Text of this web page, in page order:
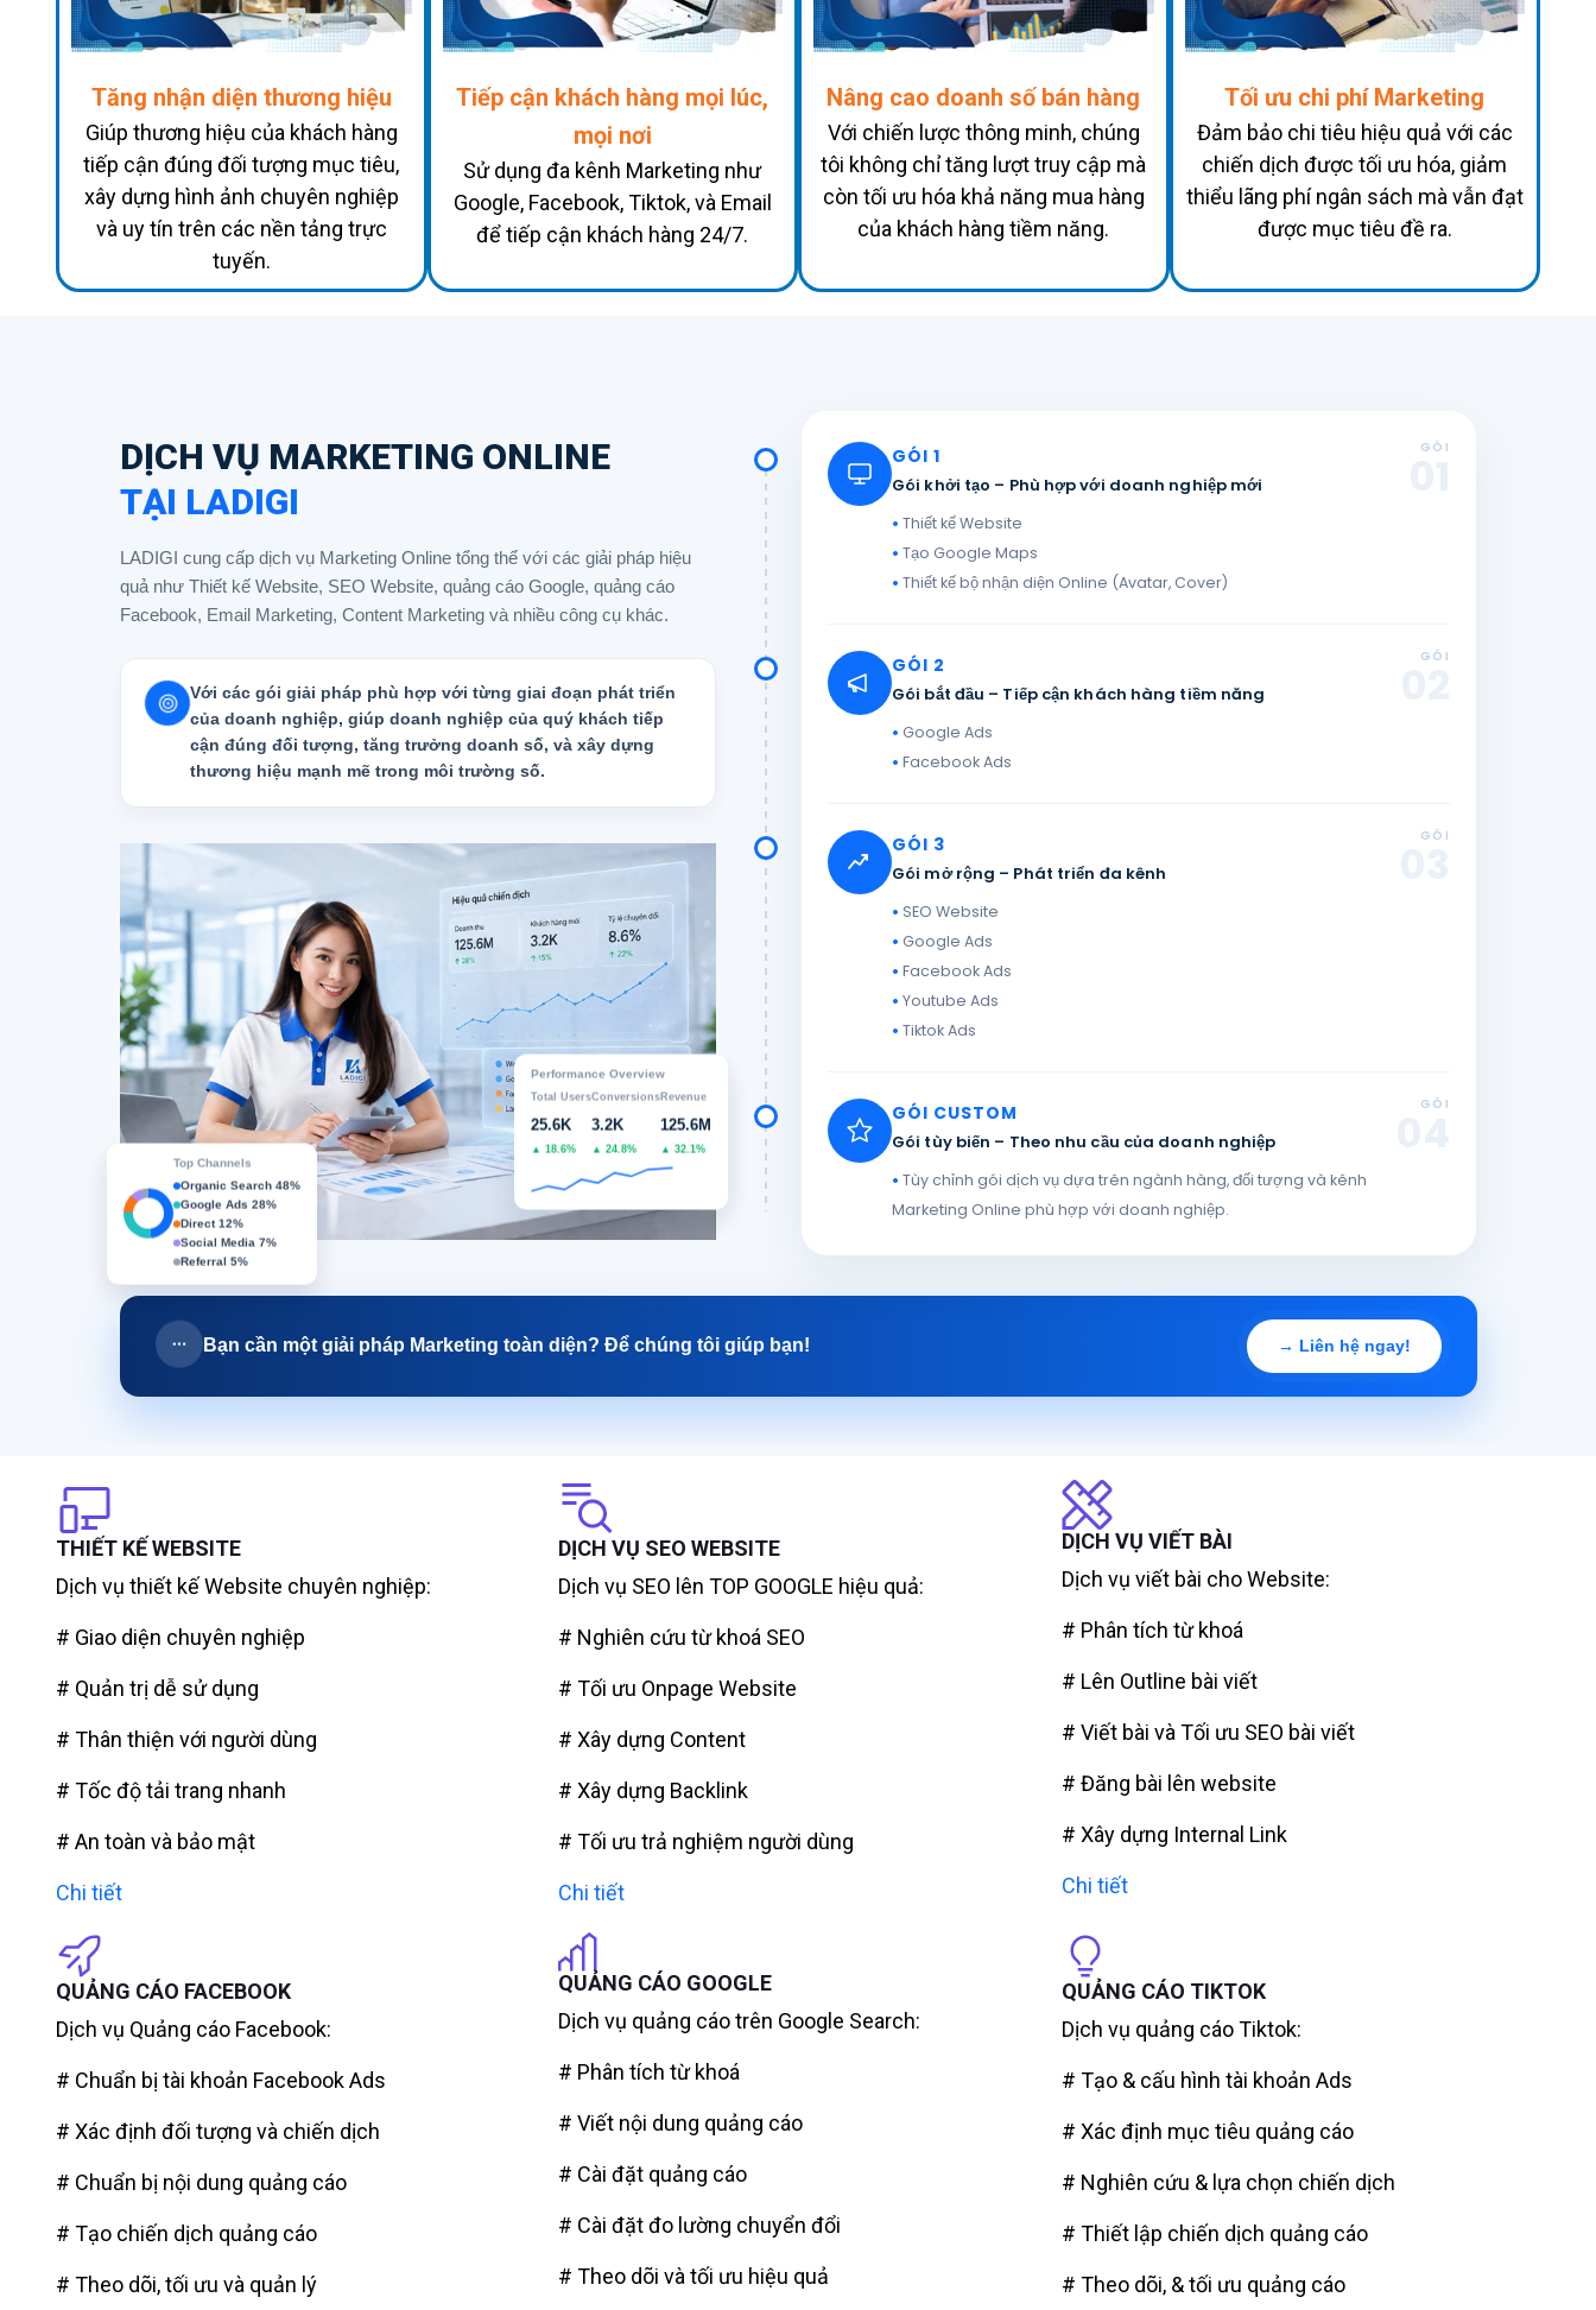
Tăng nhận diện thương hiệu
Giúp thương hiệu của khách hàng
tiếp cận đúng đối tượng mục tiêu,
xây dựng hình ảnh chuyên nghiệp
và uy tín trên các nền tảng trực
tuyến.
Tiếp cận khách hàng mọi lúc,
mọi nơi
Sử dụng đa kênh Marketing như
Google, Facebook, Tiktok, và Email
để tiếp cận khách hàng 24/7.
Nâng cao doanh số bán hàng
Với chiến lược thông minh, chúng
tôi không chỉ tăng lượt truy cập mà
còn tối ưu hóa khả năng mua hàng
của khách hàng tiềm năng.
Tối ưu chi phí Marketing
Đảm bảo chi tiêu hiệu quả với các
chiến dịch được tối ưu hóa, giảm
thiểu lãng phí ngân sách mà vẫn đạt
được mục tiêu đề ra.
DỊCH VỤ MARKETING ONLINE
TẠI LADIGI
LADIGI cung cấp dịch vụ Marketing Online tổng thể với các giải pháp hiệu
quả như Thiết kế Website, SEO Website, quảng cáo Google, quảng cáo
Facebook, Email Marketing, Content Marketing và nhiều công cụ khác.
Với các gói giải pháp phù hợp với từng giai đoạn phát triển
của doanh nghiệp, giúp doanh nghiệp của quý khách tiếp
cận đúng đối tượng, tăng trưởng doanh số, và xây dựng
thương hiệu mạnh mẽ trong môi trường số.
Performance Overview
Total Users
25.6K
▲ 18.6%
Conversions
3.2K
▲ 24.8%
Revenue
125.6M
▲ 32.1%
Top Channels
Organic Search 48%
Google Ads 28%
Direct 12%
Social Media 7%
Referral 5%
GÓI 1
Gói khởi tạo – Phù hợp với doanh nghiệp mới
Thiết kế Website
Tạo Google Maps
Thiết kế bộ nhận diện Online (Avatar, Cover)
GÓI
GÓI 2
Gói bắt đầu – Tiếp cận khách hàng tiềm năng
Google Ads
Facebook Ads
GÓI
GÓI 3
Gói mở rộng – Phát triển đa kênh
SEO Website
Google Ads
Facebook Ads
Youtube Ads
Tiktok Ads
GÓI
GÓI CUSTOM
Gói tùy biến – Theo nhu cầu của doanh nghiệp
Tùy chỉnh gói dịch vụ dựa trên ngành hàng, đối tượng và kênh
Marketing Online phù hợp với doanh nghiệp.
GÓI
Bạn cần một giải pháp Marketing toàn diện? Để chúng tôi giúp bạn! → Liên hệ ngay!
THIẾT KẾ WEBSITE
Dịch vụ thiết kế Website chuyên nghiệp:
# Giao diện chuyên nghiệp
# Quản trị dễ sử dụng
# Thân thiện với người dùng
# Tốc độ tải trang nhanh
# An toàn và bảo mật
Chi tiết
DỊCH VỤ SEO WEBSITE
Dịch vụ SEO lên TOP GOOGLE hiệu quả:
# Nghiên cứu từ khoá SEO
# Tối ưu Onpage Website
# Xây dựng Content
# Xây dựng Backlink
# Tối ưu trả nghiệm người dùng
Chi tiết
DỊCH VỤ VIẾT BÀI
Dịch vụ viết bài cho Website:
# Phân tích từ khoá
# Lên Outline bài viết
# Viết bài và Tối ưu SEO bài viết
# Đăng bài lên website
# Xây dựng Internal Link
Chi tiết
QUẢNG CÁO FACEBOOK
Dịch vụ Quảng cáo Facebook:
# Chuẩn bị tài khoản Facebook Ads
# Xác định đối tượng và chiến dịch
# Chuẩn bị nội dung quảng cáo
# Tạo chiến dịch quảng cáo
# Theo dõi, tối ưu và quản lý
QUẢNG CÁO GOOGLE
Dịch vụ quảng cáo trên Google Search:
# Phân tích từ khoá
# Viết nội dung quảng cáo
# Cài đặt quảng cáo
# Cài đặt đo lường chuyển đổi
# Theo dõi và tối ưu hiệu quả
QUẢNG CÁO TIKTOK
Dịch vụ quảng cáo Tiktok:
# Tạo & cấu hình tài khoản Ads
# Xác định mục tiêu quảng cáo
# Nghiên cứu & lựa chọn chiến dịch
# Thiết lập chiến dịch quảng cáo
# Theo dõi, & tối ưu quảng cáo